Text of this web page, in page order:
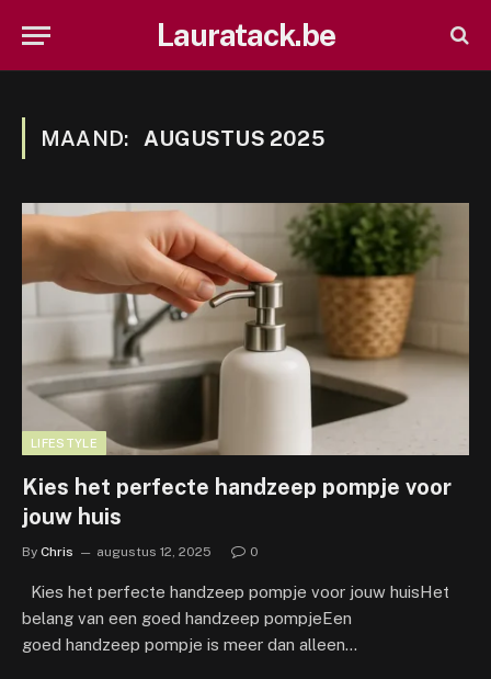
Lauratack.be
MAAND: AUGUSTUS 2025
LIFESTYLE
Kies het perfecte handzeep pompje voor
jouw huis
By Chris augustus 12, 2025 0
Kies het perfecte handzeep pompje voor jouw huisHet
belang van een goed handzeep pompjeEen
goed handzeep pompje is meer dan alleen…